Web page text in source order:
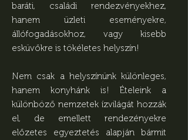
baráti, családi rendezvényekhez,
hanem üzleti eseményekre,
állófogadásokhoz, vagy kisebb
esküvőkre is tökéletes helyszín!
Nem csak a helyszínünk különleges,
hanem konyhánk is! Ételeink a
különböző nemzetek ízvilágát hozzák
el, de emellett rendezényekre
előzetes egyeztetés alapján bármit